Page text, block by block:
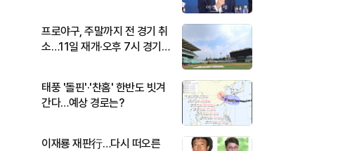
프로야구, 주말까지 전 경기 취
소…11일 재개·오후 7시 경기
태풍 '돌핀'·'찬홈' 한반도 빗겨
간다…예상 경로는?
이재룡 재판行…다시 떠오른